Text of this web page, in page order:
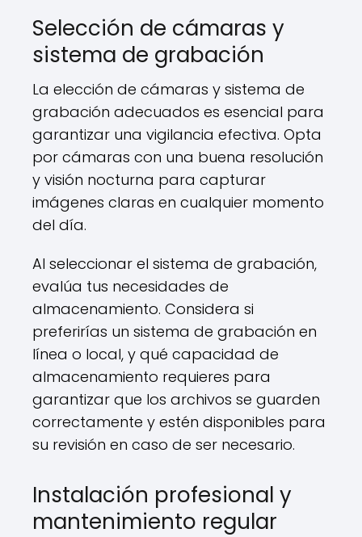
Selección de cámaras y
sistema de grabación
La elección de cámaras y sistema de
grabación adecuados es esencial para
garantizar una vigilancia efectiva. Opta
por cámaras con una buena resolución
y visión nocturna para capturar
imágenes claras en cualquier momento
del día.
Al seleccionar el sistema de grabación,
evalúa tus necesidades de
almacenamiento. Considera si
preferirías un sistema de grabación en
línea o local, y qué capacidad de
almacenamiento requieres para
garantizar que los archivos se guarden
correctamente y estén disponibles para
su revisión en caso de ser necesario.
Instalación profesional y
mantenimiento regular